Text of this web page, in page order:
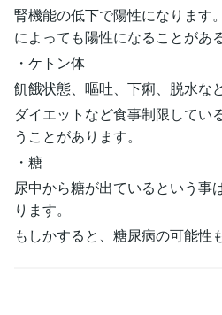
腎機能の低下で陽性になります
によっても陽性になることがある
・ケトン体
飢餓状態、嘔吐、下痢、脱水な
ダイエットなど食事制限してい
うことがあります。
・糖
尿中から糖が出ているという事
ります。
もしかすると、糖尿病の可能性